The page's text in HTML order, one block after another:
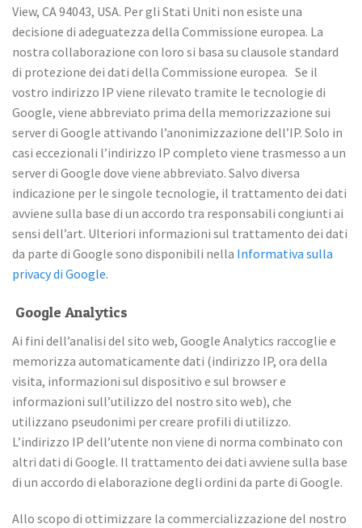
View, CA 94043, USA. Per gli Stati Uniti non esiste una
decisione di adeguatezza della Commissione europea. La
nostra collaborazione con loro si basa su clausole standard
di protezione dei dati della Commissione europea. Se il
vostro indirizzo IP viene rilevato tramite le tecnologie di
Google, viene abbreviato prima della memorizzazione sui
server di Google attivando l’anonimizzazione dell’IP. Solo in
casi eccezionali l’indirizzo IP completo viene trasmesso a un
server di Google dove viene abbreviato. Salvo diversa
indicazione per le singole tecnologie, il trattamento dei dati
avviene sulla base di un accordo tra responsabili congiunti ai
sensi dell’art. Ulteriori informazioni sul trattamento dei dati
da parte di Google sono disponibili nella Informativa sulla
privacy di Google.
Google Analytics
Ai fini dell’analisi del sito web, Google Analytics raccoglie e
memorizza automaticamente dati (indirizzo IP, ora della
visita, informazioni sul dispositivo e sul browser e
informazioni sull’utilizzo del nostro sito web), che
utilizzano pseudonimi per creare profili di utilizzo.
L’indirizzo IP dell’utente non viene di norma combinato con
altri dati di Google. Il trattamento dei dati avviene sulla base
di un accordo di elaborazione degli ordini da parte di Google.
Allo scopo di ottimizzare la commercializzazione del nostro